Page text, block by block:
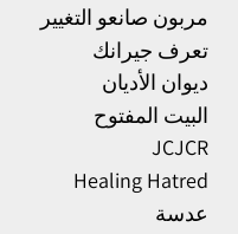
مربون صانعو التغيير
تعرف جيرانك
ديوان الأديان
البيت المفتوح
JCJCR
Healing Hatred
عدسة